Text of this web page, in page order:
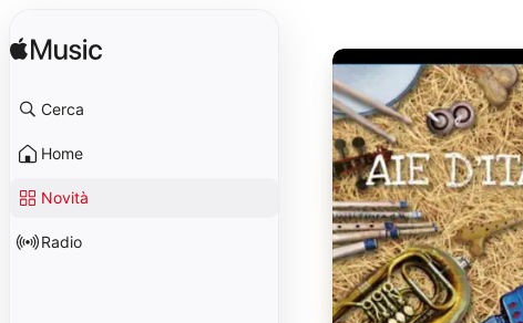
Cerca
Home
Novità
Radio